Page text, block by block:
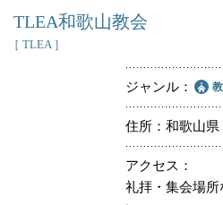
TLEA和歌山教会
［ TLEA ］
ジャンル
住所 和歌山県
アクセス
礼拝・集会場所